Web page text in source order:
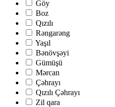
Göy
Boz
Qızılı
Rəngarəng
Yaşıl
Bənövşəyi
Gümüşü
Mərcan
Çəhrayı
Qızılı Çəhrayı
Zil qara